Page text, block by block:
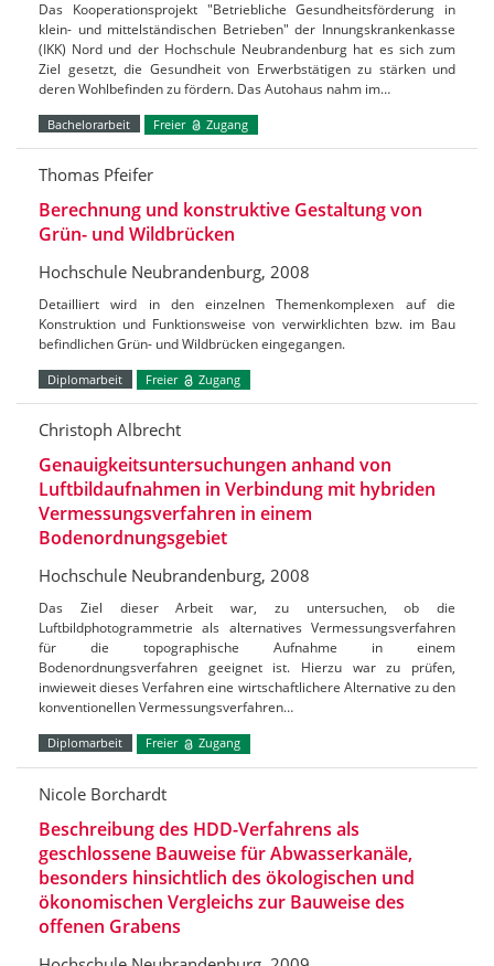
Das Kooperationsprojekt "Betriebliche Gesundheitsförderung in
klein- und mittelständischen Betrieben" der Innungskrankenkasse
(IKK) Nord und der Hochschule Neubrandenburg hat es sich zum
Ziel gesetzt, die Gesundheit von Erwerbstätigen zu stärken und
deren Wohlbefinden zu fördern. Das Autohaus nahm im…
Bachelorarbeit Freier Zugang
Thomas Pfeifer
Berechnung und konstruktive Gestaltung von
Grün- und Wildbrücken
Hochschule Neubrandenburg, 2008
Detailliert wird in den einzelnen Themenkomplexen auf die
Konstruktion und Funktionsweise von verwirklichten bzw. im Bau
befindlichen Grün- und Wildbrücken eingegangen.
Diplomarbeit Freier Zugang
Christoph Albrecht
Genauigkeitsuntersuchungen anhand von
Luftbildaufnahmen in Verbindung mit hybriden
Vermessungsverfahren in einem
Bodenordnungsgebiet
Hochschule Neubrandenburg, 2008
Das Ziel dieser Arbeit war, zu untersuchen, ob die
Luftbildphotogrammetrie als alternatives Vermessungsverfahren
für die topographische Aufnahme in einem
Bodenordnungsverfahren geeignet ist. Hierzu war zu prüfen,
inwieweit dieses Verfahren eine wirtschaftlichere Alternative zu den
konventionellen Vermessungsverfahren…
Diplomarbeit Freier Zugang
Nicole Borchardt
Beschreibung des HDD-Verfahrens als
geschlossene Bauweise für Abwasserkanäle,
besonders hinsichtlich des ökologischen und
ökonomischen Vergleichs zur Bauweise des
offenen Grabens